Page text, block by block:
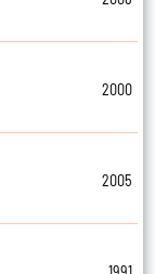
2000
2005